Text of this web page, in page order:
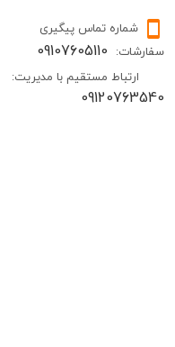
تماس پیگیری
09107605110
مستقیم با مدیریت: